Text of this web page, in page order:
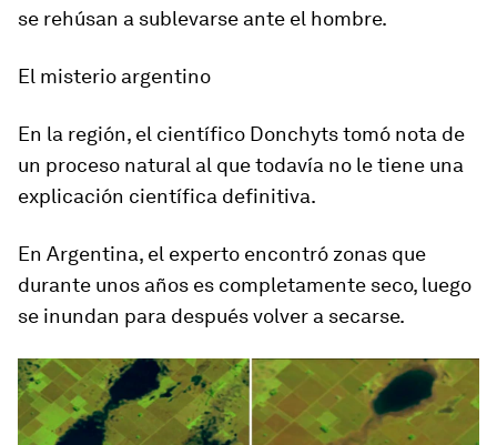
se rehúsan a sublevarse ante el hombre.
El misterio argentino
En la región, el científico Donchyts tomó nota de
un proceso natural al que todavía no le tiene una
explicación científica definitiva.
En Argentina, el experto encontró zonas que
durante unos años es completamente seco, luego
se inundan para después volver a secarse.